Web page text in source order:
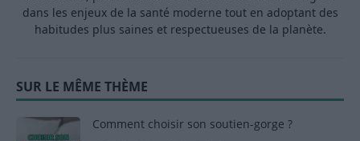
dans les enjeux de la santé moderne tout en adoptant des
habitudes plus saines et respectueuses de la planète.
SUR LE MÊME THÈME
Comment choisir son soutien-gorge ?